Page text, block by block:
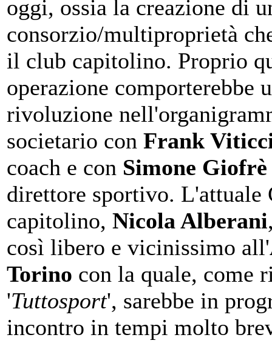
oggi, ossia la creazione di
consorzio/multiproprietà
il club capitolino. Proprio
operazione comporterebbe
rivoluzione
societario con Frank
coach e con Simone
direttore sportivo. L'attuale
capitolino, Nicola Alberani
così libero e vicinissimo all'
Torino con la quale, come
'Tuttosport', sarebbe in
incontro in tempi molto